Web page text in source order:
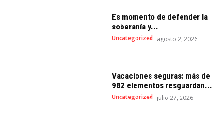
Es momento de defender la
soberanía y...
Uncategorized agosto 2, 2026
Vacaciones seguras: más de
982 elementos resguardan...
Uncategorized julio 27, 2026